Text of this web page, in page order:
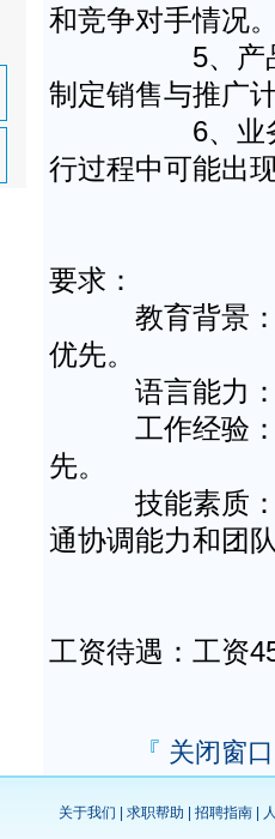
和竞争对手情况
5、产品推广
制定销售与推广
6、业务谈判
行过程中可能出
要求：
教育背景：大
优先。
语言能力：英
工作经验：有
先。
技能素质：熟
通协调能力和团
工资待遇：工资
『 关闭窗口
关于我们 求职帮助 招聘指南